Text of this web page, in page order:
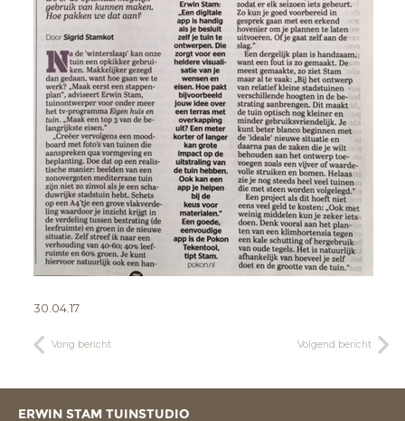
30.04.17
Vorig bericht Volgend bericht
ERWIN STAM TUINSTUDIO